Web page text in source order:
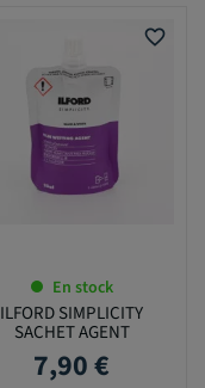
favorite_border
En stock
ILFORD SIMPLICITY
SACHET AGENT
MOUILLANT
Prix
7,90 €